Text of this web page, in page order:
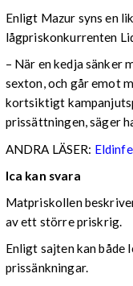
Enligt Mazur syns en
lågpriskonkurrenten
– När en kedja sänker
sexton, och går emot
kortsiktigt
prissättningen, säger
ANDRA LÄSER:
Ica kan svara
Matpriskollen
av ett större priskrig.
Enligt sajten kan både
prissänkningar.